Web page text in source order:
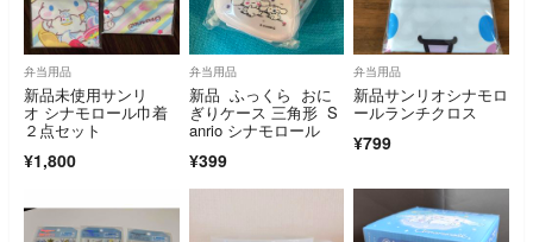
弁当用品
新品未使用サンリ
オ シナモロール巾着
２点セット
¥1,800
弁当用品
新品 ふっくら おに
ぎりケース 三角形 S
anrio シナモロール
¥399
弁当用品
新品サンリオシナモロ
ールランチクロス
¥799